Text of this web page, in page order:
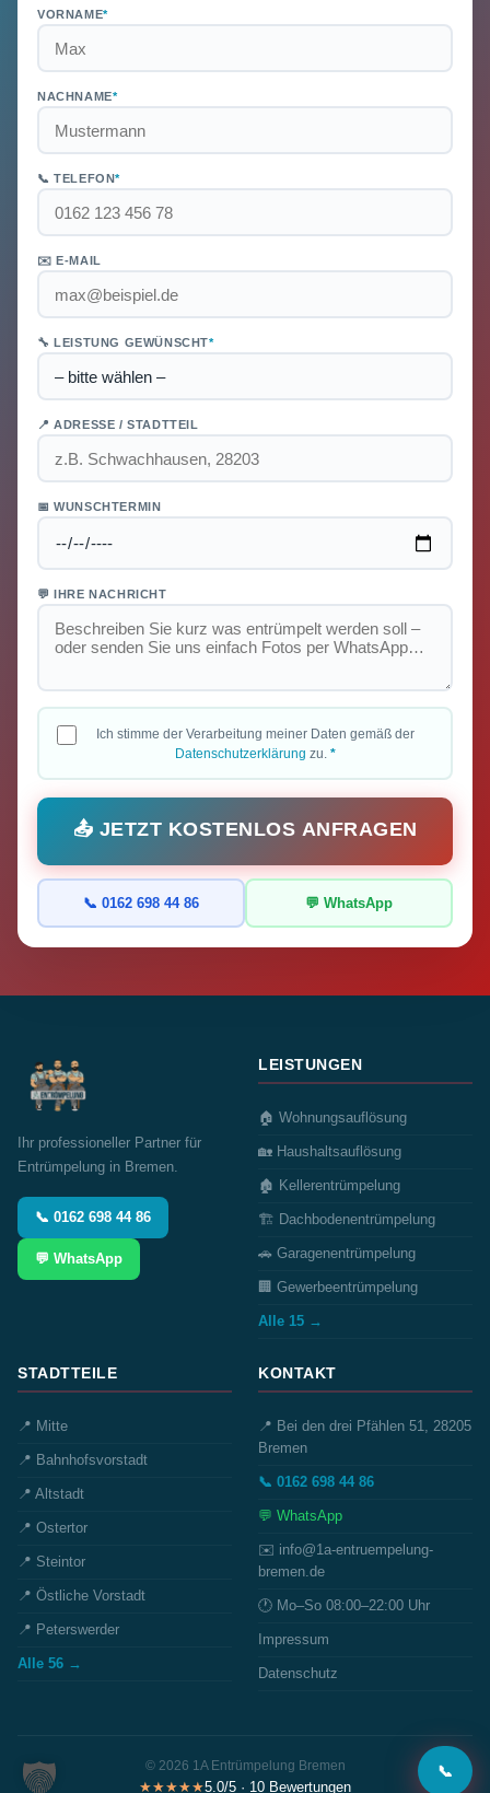
VORNAME*
NACHNAME*
📞 TELEFON*
✉️ E-MAIL
🔧 LEISTUNG GEWÜNSCHT*
📍 ADRESSE / STADTTEIL
📅 WUNSCHTERMIN
💬 IHRE NACHRICHT
Ich stimme der Verarbeitung meiner Daten gemäß der
Datenschutzerklärung zu. *
📤 JETZT KOSTENLOS ANFRAGEN
📞 0162 698 44 86 💬 WhatsApp
Ihr professioneller Partner für
Entrümpelung in Bremen.
📞 0162 698 44 86
💬 WhatsApp
LEISTUNGEN
🏠 Wohnungsauflösung
🏡 Haushaltsauflösung
🏚️ Kellerentrümpelung
🏗️ Dachbodenentrümpelung
🚗 Garagenentrümpelung
🏢 Gewerbeentrümpelung
Alle 15 →
STADTTEILE
📍 Mitte
📍 Bahnhofsvorstadt
📍 Altstadt
📍 Ostertor
📍 Steintor
📍 Östliche Vorstadt
📍 Peterswerder
Alle 56 →
KONTAKT
📍 Bei den drei Pfählen 51, 28205
Bremen
📞 0162 698 44 86
💬 WhatsApp
✉️ info@1a-entruempelung-
bremen.de
🕐 Mo–So 08:00–22:00 Uhr
Impressum
Datenschutz
© 2026 1A Entrümpelung Bremen
★★★★★5.0/5 · 10 Bewertungen
📞